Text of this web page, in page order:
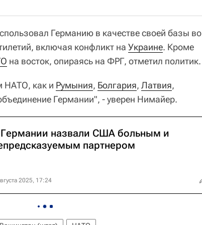
Германию в качестве своей базы во
включая конфликт на Украине. Кроме
на восток, опираясь на ФРГ, отметил политик.
НАТО, как и Румыния, Болгария, Латвия,
Германии", - уверен Нимайер.
назвали США больным и
партнером
2025, 17:24